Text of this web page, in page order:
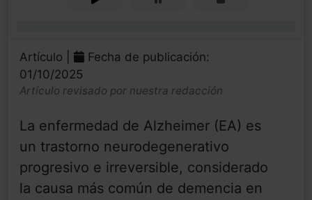
Artículo |
Fecha de publicación:
01/10/2025
Artículo revisado por nuestra redacción
La enfermedad de Alzheimer (EA) es
un trastorno neurodegenerativo
progresivo e irreversible, considerado
la causa más común de demencia en